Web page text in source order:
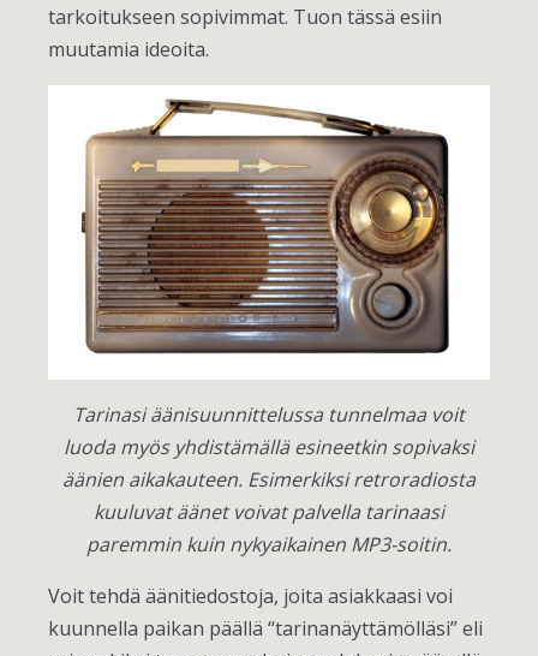
tarkoitukseen sopivimmat. Tuon tässä esiin
muutamia ideoita.
Tarinasi äänisuunnittelussa tunnelmaa voit
luoda myös yhdistämällä esineetkin sopivaksi
äänien aikakauteen. Esimerkiksi retroradiosta
kuuluvat äänet voivat palvella tarinaasi
paremmin kuin nykyaikainen MP3-soitin.
Voit tehdä äänitiedostoja, joita asiakkaasi voi
kuunnella paikan päällä “tarinanäyttämölläsi” eli